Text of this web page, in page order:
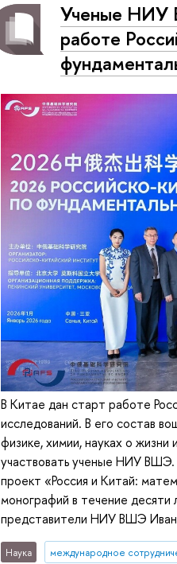
Ученые НИУ
работе
В Китае дан старт работе
исследований. В его состав
физике, химии, науках о
участвовать ученые НИУ
проект «Россия и Китай:
монографий в течение десяти
представители НИУ ВШЭ
Наука международное